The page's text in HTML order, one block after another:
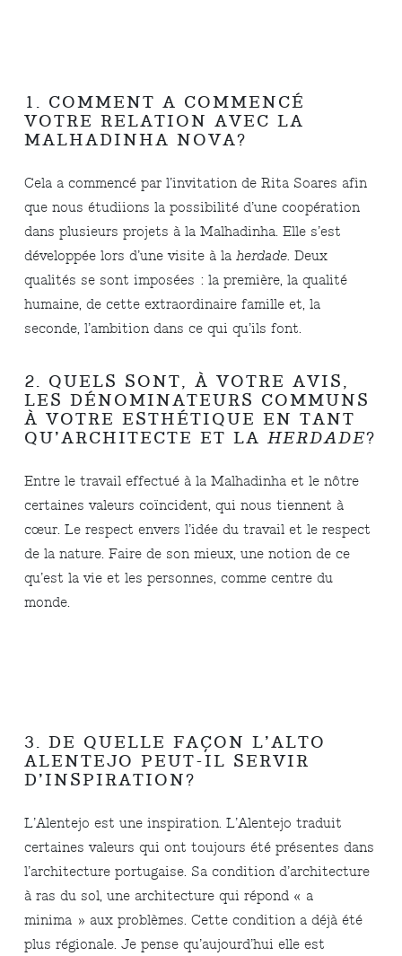
1. COMMENT A COMMENCÉ
VOTRE RELATION AVEC LA
MALHADINHA NOVA?
Cela a commencé par l’invitation de Rita Soares afin
que nous étudiions la possibilité d’une coopération
dans plusieurs projets à la Malhadinha. Elle s’est
développée lors d’une visite à laherdade.Deux
qualités se sont imposées : la première, la qualité
humaine, de cette extraordinaire famille et, la
seconde, l’ambition dans ce qui qu’ils font.
2. QUELS SONT, À VOTRE AVIS,
LES DÉNOMINATEURS COMMUNS
À VOTRE ESTHÉTIQUE EN TANT
QU’ARCHITECTE ET LAHERDADE?
Entre le travail effectué à la Malhadinha et le nôtre
certaines valeurs coïncident, qui nous tiennent à
cœur. Le respect envers l’idée du travail et le respect
de la nature. Faire de son mieux, une notion de ce
qu’est la vie et les personnes, comme centre du
monde.
3. DE QUELLE FAÇON L’ALTO
ALENTEJO PEUT-IL SERVIR
D’INSPIRATION?
L’Alentejo est une inspiration. L’Alentejo traduit
certaines valeurs qui ont toujours été présentes dans
l’architecture portugaise. Sa condition d’architecture
à ras du sol, une architecture qui répond « a
minima » aux problèmes. Cette condition a déjà été
plus régionale. Je pense qu’aujourd’hui elle est